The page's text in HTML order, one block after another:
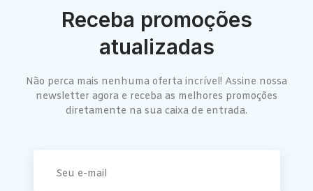
Receba promoções
atualizadas
Não perca mais nenhuma oferta incrível! Assine nossa
newsletter agora e receba as melhores promoções
diretamente na sua caixa de entrada.